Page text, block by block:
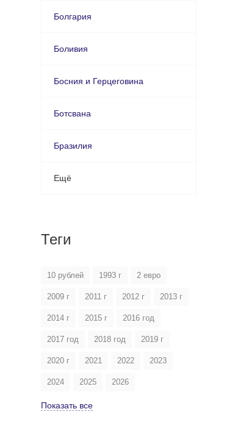
Болгария
Боливия
Босния и Герцеговина
Ботсвана
Бразилия
Ещё
Теги
10 рублей 1993 г 2 евро
2009 г 2011 г 2012 г 2013 г
2014 г 2015 г 2016 год
2017 год 2018 год 2019 г
2020 г 2021 2022 2023
2024 2025 2026
Показать все